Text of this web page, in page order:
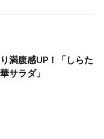
満腹感UP！「しらた
サラダ」